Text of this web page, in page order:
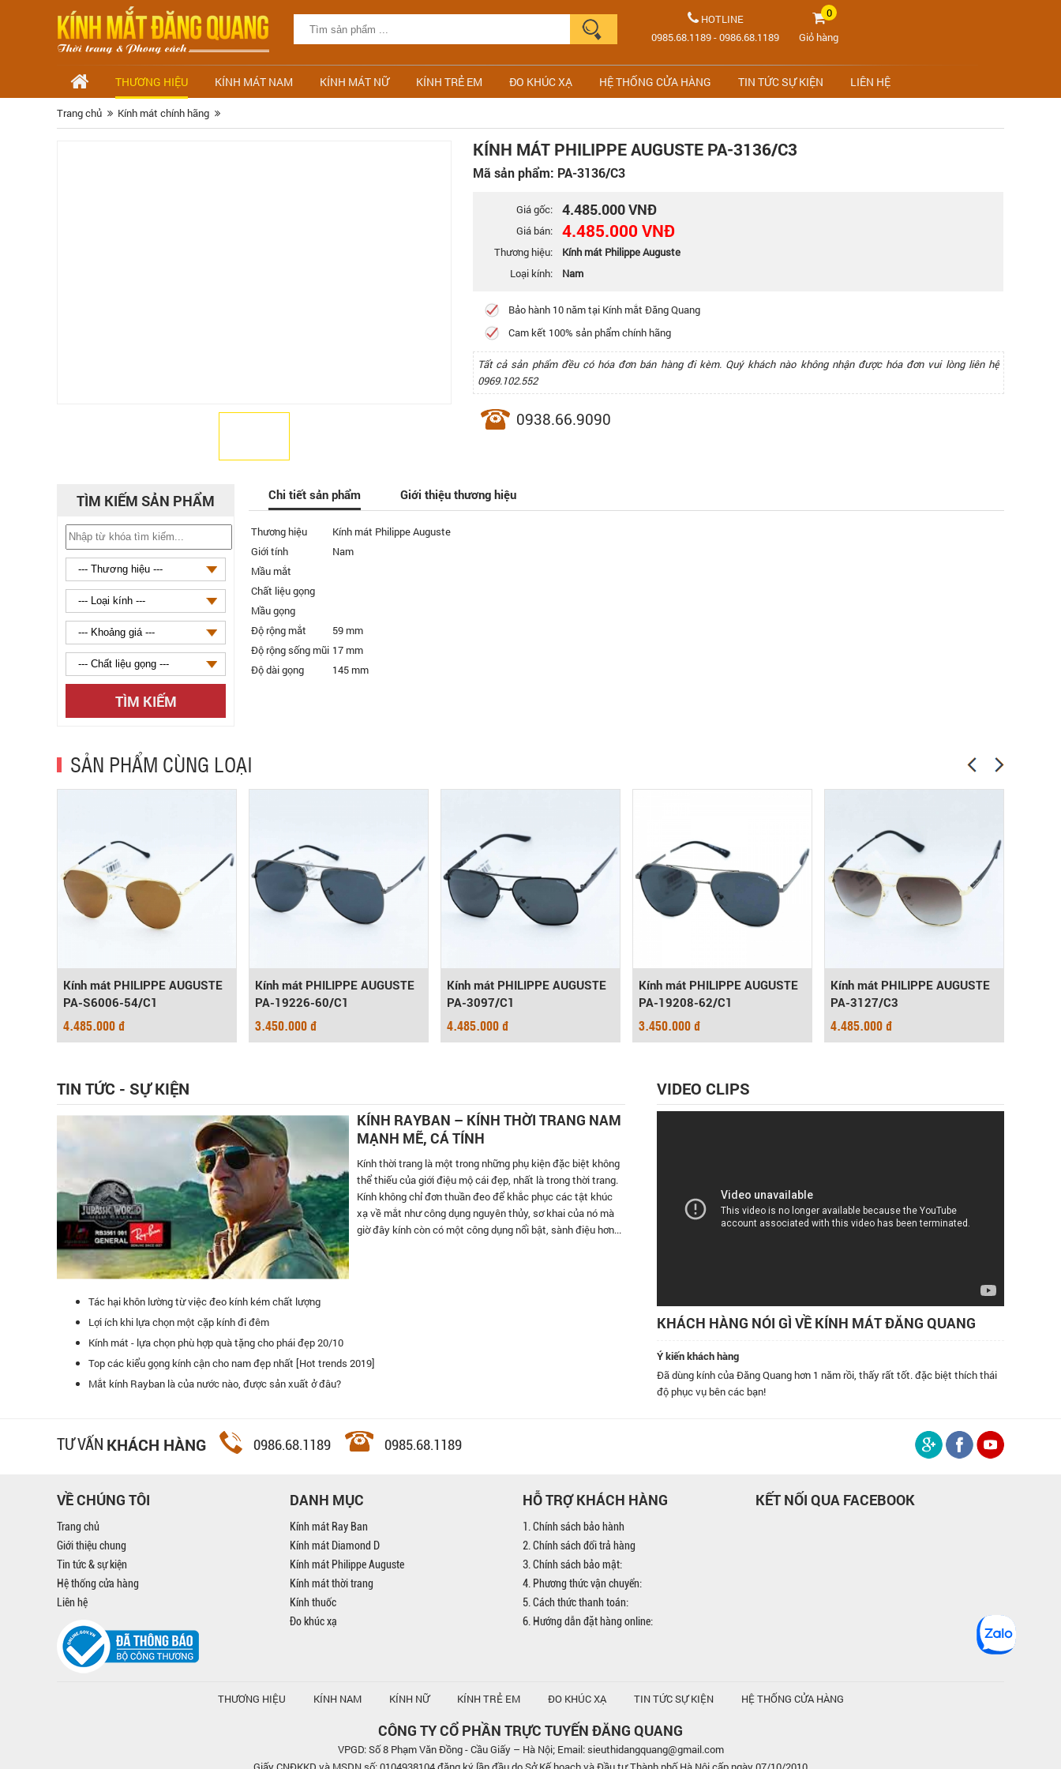
HOTLINE
0985.68.1189-0986.68.1189
0
Giỏ hàng
THƯƠNG HIỆU KÍNH MÁT NAM KÍNH MÁT NỮ KÍNH TRẺ EM ĐO KHÚC XẠ HỆ THỐNG CỬA HÀNG TIN TỨC SỰ KIỆN LIÊN HỆ
Trang chủ Kính mát chính hãng
KÍNH MÁT PHILIPPE AUGUSTE PA-3136/C3
Mã sản phẩm: PA-3136/C3
Giá gốc: 4.485.000 VNĐ
Giá bán: 4.485.000 VNĐ
Thương hiệu:
Kính mát Philippe Auguste
Loại kính:
Nam
Bảo hành 10 năm tại Kính mắt Đăng Quang
Cam kết 100% sản phẩm chính hãng
Tất cả sản phẩm đều có hóa đơn bán hàng đi kèm. Quý khách nào không nhận được hóa đơn vui lòng liên hệ
0969.102.552
0938.66.9090
TÌM KIẾM SẢN PHẨM
TÌM KIẾM
Chi tiết sản phẩm Giới thiệu thương hiệu
Thương hiệu
Kính mát Philippe Auguste
Giới tính
Nam
Mầu mắt
Chất liệu gọng
Mầu gọng
Độ rộng mắt
59 mm
Độ rộng sống mũi 17 mm
Độ dài gọng
145 mm
SẢN PHẨM CÙNG LOẠI
Kính mát PHILIPPE AUGUSTE
PA-S6006-54/C1
4.485.000 đ
Kính mát PHILIPPE AUGUSTE
PA-19226-60/C1
3.450.000 đ
Kính mát PHILIPPE AUGUSTE
PA-3097/C1
4.485.000 đ
Kính mát PHILIPPE AUGUSTE
PA-19208-62/C1
3.450.000 đ
Kính mát PHILIPPE AUGUSTE
PA-3127/C3
4.485.000 đ
TIN TỨC - SỰ KIỆN
KÍNH RAYBAN – KÍNH THỜI TRANG NAM
MẠNH MẼ, CÁ TÍNH
Kính thời trang là một trong những phụ kiện đặc biệt không
thể thiếu của giới điệu mộ cái đẹp, nhất là trong thời trang.
Kính không chỉ đơn thuần đeo để khắc phục các tật khúc
xạ về mắt như công dụng nguyên thủy, sơ khai của nó mà
giờ đây kính còn có một công dụng nổi bật, sành điệu hơn...
Tác hại khôn lường từ việc đeo kính kém chất lượng
Lợi ích khi lựa chọn một cặp kính đi đêm
Kính mát - lựa chọn phù hợp quà tặng cho phái đẹp 20/10
Top các kiểu gọng kính cận cho nam đẹp nhất [Hot trends 2019]
Mắt kính Rayban là của nước nào, được sản xuất ở đâu?
VIDEO CLIPS
KHÁCH HÀNG NÓI GÌ VỀ KÍNH MÁT ĐĂNG QUANG
Ý kiến khách hàng
là hệ thống bán lẻ kính mát lớn nhất Việt Nam! Tôi rất
Toàn, mua 1 cái rồi, nhân viên rất nhiệt tình, nhất định sẽ quay lại và giới thiệu
Đã dùng kính của Đăng Quang hơn 1 năm rồi, thấy rất tốt. đặc biệt thích thái
độ phục vụ bên các bạn!
TƯ VẤN KHÁCH HÀNG 0986.68.1189 0985.68.1189
VỀ CHÚNG TÔI
Trang chủ
Giới thiệu chung
Tin tức & sự kiện
Hệ thống cửa hàng
Liên hệ
DANH MỤC
Kính mát Ray Ban
Kính mát Diamond D
Kính mát Philippe Auguste
Kính mát thời trang
Kính thuốc
Đo khúc xạ
HỖ TRỢ KHÁCH HÀNG
1. Chính sách bảo hành
2. Chính sách đổi trả hàng
3. Chính sách bảo mật:
4. Phương thức vận chuyển:
5. Cách thức thanh toán:
6. Hướng dẫn đặt hàng online:
KẾT NỐI QUA FACEBOOK
THƯƠNG HIỆU KÍNH NAM KÍNH NỮ KÍNH TRẺ EM ĐO KHÚC XẠ TIN TỨC SỰ KIỆN HỆ THỐNG CỬA HÀNG
CÔNG TY CỔ PHẦN TRỰC TUYẾN ĐĂNG QUANG
VPGD: Số 8 Phạm Văn Đồng - Cầu Giấy – Hà Nội; Email: sieuthidangquang@gmail.com